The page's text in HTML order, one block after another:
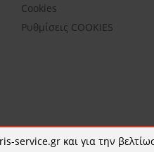
Cookies
Ρυθμίσεις COOKIES
service.gr και για την